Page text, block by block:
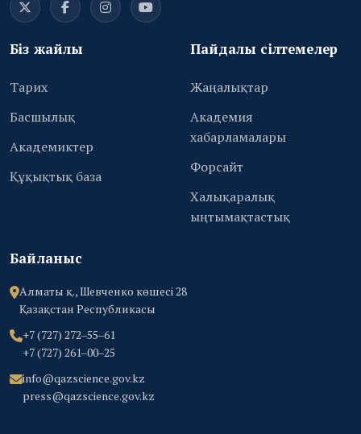
Біз жайлы
Тарих
Басшылық
Академиктер
Құқықтық база
Пайдалы сілтемелер
Жаңалықтар
Академия
хабарламалары
Форсайт
Халықаралық
ыңтымақтастық
Байланыс
Алматы қ., Шевченко көшесі 28
Қазақстан Республикасы
+7 (727) 272‒55‒61
+7 (727) 261‒00‒25
info@qazscience.gov.kz
press@qazscience.gov.kz